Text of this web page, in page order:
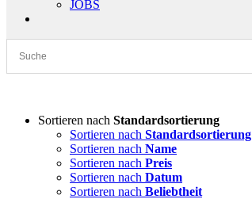
JOBS
Sortieren nach Standardsortierung
Sortieren nach Standardsortierung
Sortieren nach Name
Sortieren nach Preis
Sortieren nach Datum
Sortieren nach Beliebtheit